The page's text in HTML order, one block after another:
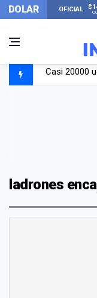
DOLAR OFICIAL
Casi 20000
Candela
ladrones